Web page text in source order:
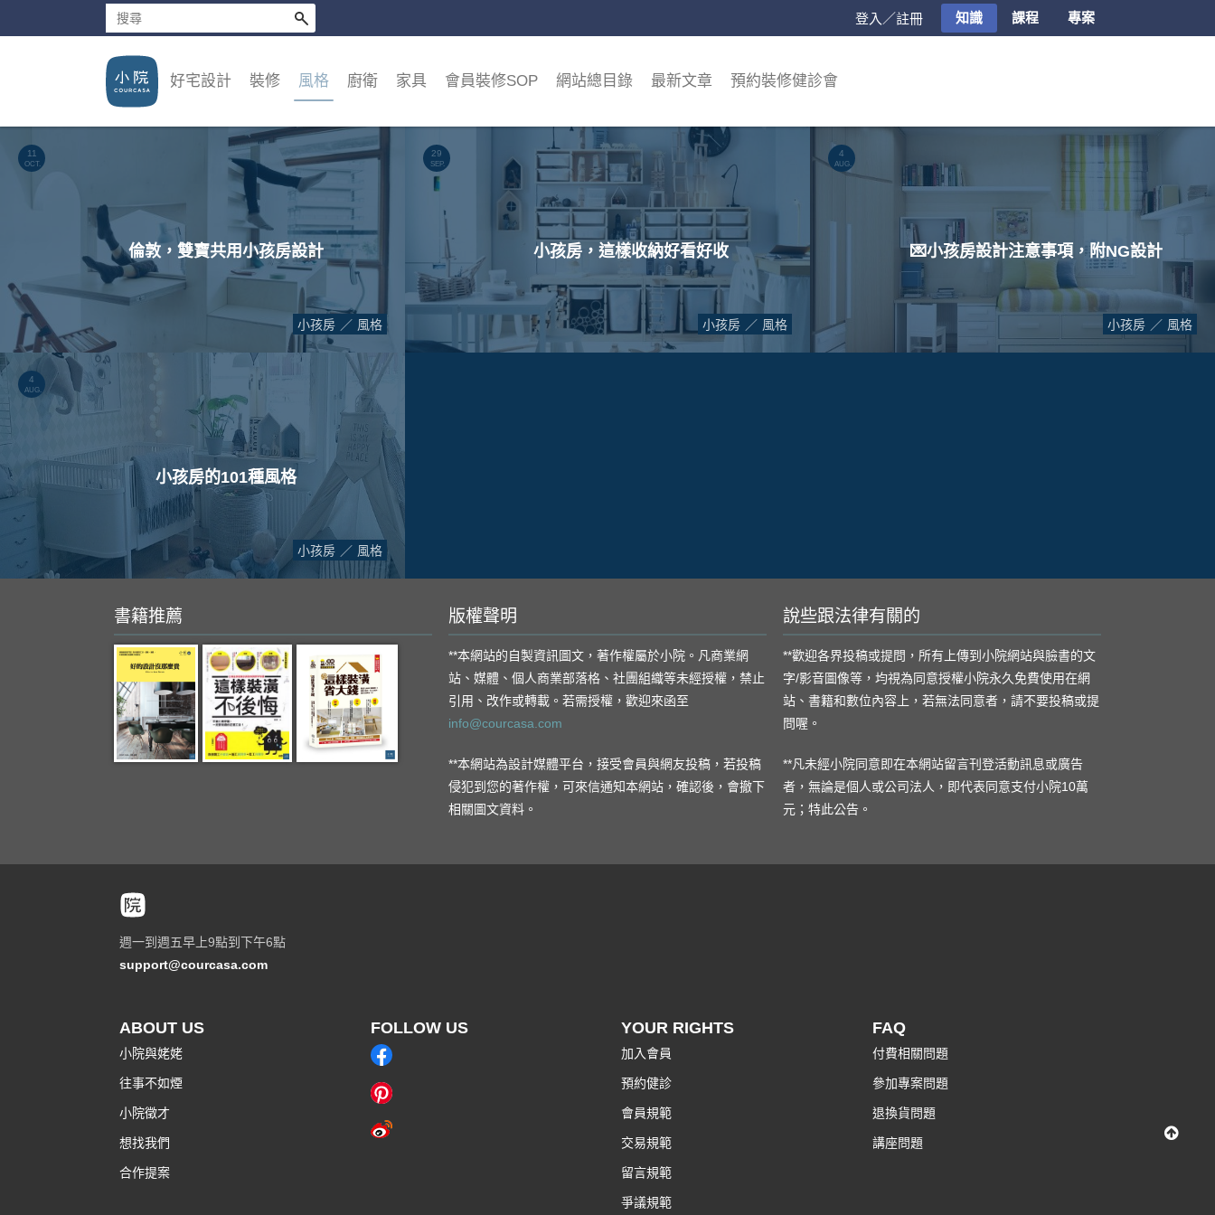
登入／註冊 知識 課程 專案
好宅設計 裝修 風格 廚衛 家具 會員裝修SOP 網站總目錄 最新文章 預約裝修健診會
11
OCT.
倫敦，雙寶共用小孩房設計
小孩房 風格
29
SEP.
小孩房，這樣收納好看好收
小孩房 風格
4
AUG.
💌小孩房設計注意事項，附NG設計
小孩房 風格
4
AUG.
小孩房的101種風格
小孩房 風格
書籍推薦 版權聲明
**本網站的自製資訊圖文，著作權屬於小院。凡商業網
站、媒體、個人商業部落格、社團組織等未經授權，禁止
引用、改作或轉載。若需授權，歡迎來函至
info@courcasa.com
**本網站為設計媒體平台，接受會員與網友投稿，若投稿
侵犯到您的著作權，可來信通知本網站，確認後，會撤下
相關圖文資料。
說些跟法律有關的
**歡迎各界投稿或提問，所有上傳到小院網站與臉書的文
字/影音圖像等，均視為同意授權小院永久免費使用在網
站、書籍和數位內容上，若無法同意者，請不要投稿或提
問喔。
**凡未經小院同意即在本網站留言刊登活動訊息或廣告
者，無論是個人或公司法人，即代表同意支付小院10萬
元；特此公告。
週一到週五早上9點到下午6點
support@courcasa.com
ABOUT US
小院與姥姥
往事不如煙
小院徵才
想找我們
合作提案
FOLLOW US YOUR RIGHTS
加入會員
預約健診
會員規範
交易規範
留言規範
爭議規範
FAQ
付費相關問題
參加專案問題
退換貨問題
講座問題